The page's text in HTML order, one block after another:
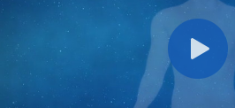
단무도ㆍ국학기공
명상ㆍ호흡 국학TV 에너지 힐
유료 프리미엄